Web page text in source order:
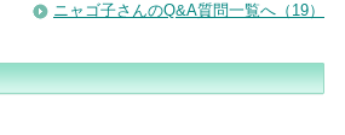
ニャゴ子さんのQ&A質問一覧へ（19）